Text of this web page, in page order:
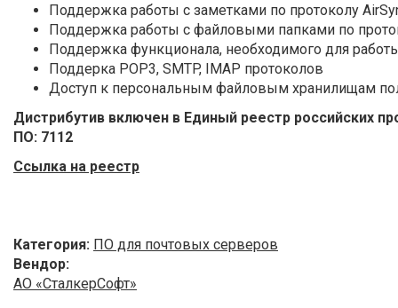
Поддержка работы с заметками по протоколу
Поддержка работы с файловыми папками по
Поддержка функционала, необходимого для
Поддерка POP3, SMTP, IMAP протоколов
Доступ к персональным файловым хранилищам
Дистрибутив включен в Единый реестр российских
ПО: 7112
Ссылка на реестр
Категория: ПО для почтовых серверов
Вендор:
АО «СталкерСофт»